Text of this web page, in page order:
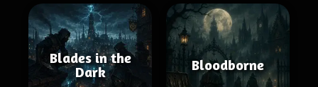
Blades in the
Dark
Bloodborne